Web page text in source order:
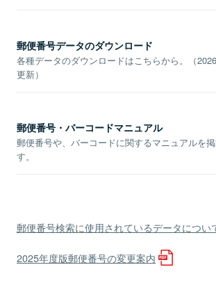
郵便番号データのダウンロード
各種データのダウンロードはこちらから。（
更新）
郵便番号・バーコードマニュアル
郵便番号や、バーコードに関するマニュアルを
す。
郵便番号検索に使用されているデータについ
2025年度版郵便番号の変更案内